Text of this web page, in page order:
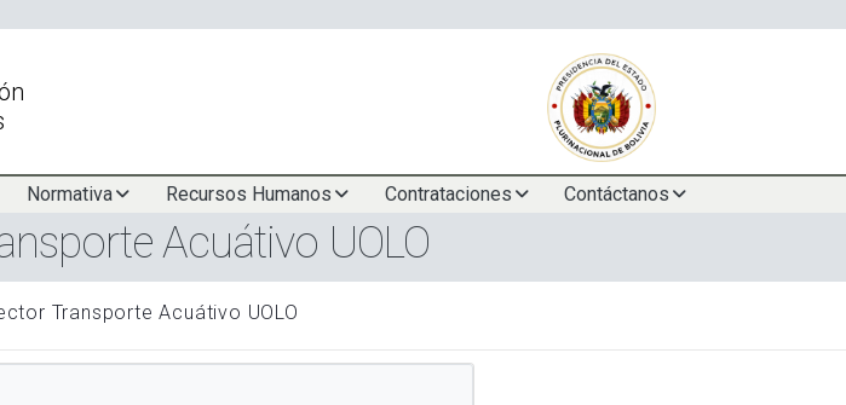
Normativa Recursos Humanos Contrataciones Contáctanos
Acuátivo UOLO
Transporte Acuátivo UOLO